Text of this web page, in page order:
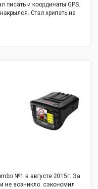
писать и координаты GPS.
Стал хрипеть на
№1 в августе 2015г. За
не возникло. сэкономил